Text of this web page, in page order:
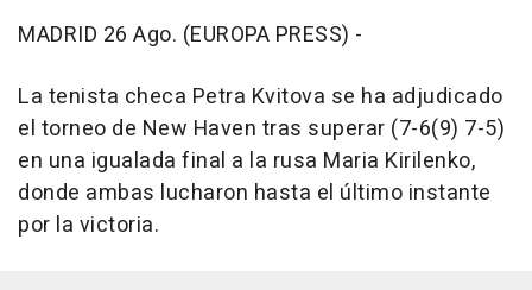
MADRID 26 Ago. (EUROPA PRESS) -
La tenista checa Petra Kvitova se ha adjudicado
el torneo de New Haven tras superar (7-6(9) 7-5)
en una igualada final a la rusa Maria Kirilenko,
donde ambas lucharon hasta el último instante
por la victoria.